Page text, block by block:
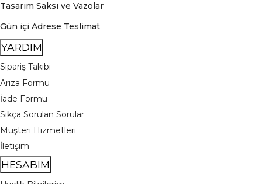
Tasarım Saksı ve Vazolar
Gün içi Adrese Teslimat
YARDIM
Sipariş Takibi
Arıza Formu
İade Formu
Sıkça Sorulan Sorular
Müşteri Hizmetleri
İletişim
HESABIM